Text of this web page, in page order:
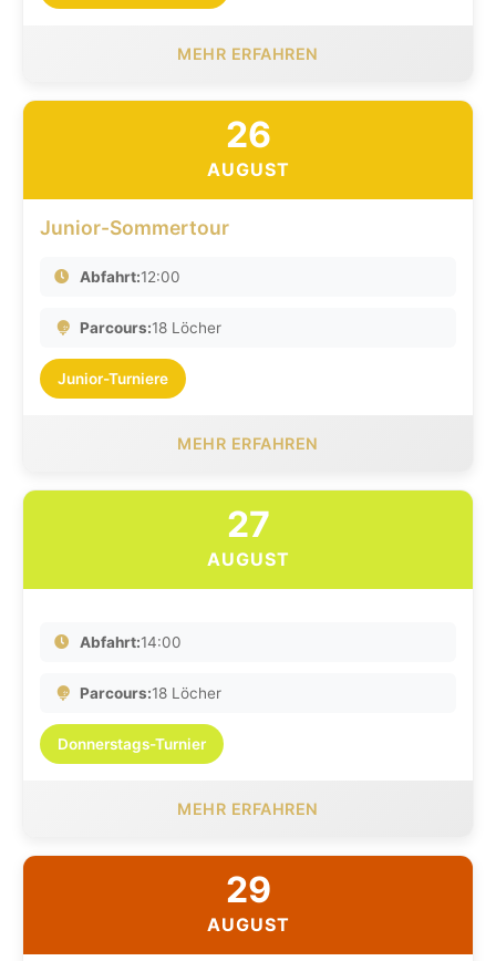
MEHR ERFAHREN
26
AUGUST
Junior-Sommertour
Abfahrt:12:00
Parcours:18 Löcher
Junior-Turniere
MEHR ERFAHREN
27
AUGUST
Abfahrt:14:00
Parcours:18 Löcher
Donnerstags-Turnier
MEHR ERFAHREN
29
AUGUST